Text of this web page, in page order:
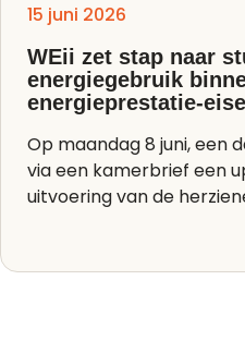
15 juni 2026
WEii zet stap naar
energiegebruik
energieprestatie-
Op maandag 8 juni, een
via een kamerbrief een
uitvoering van de